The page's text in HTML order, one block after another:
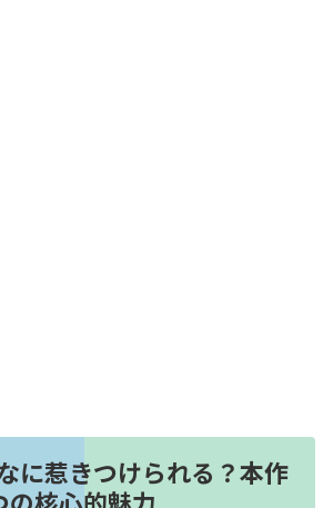
に惹きつけられる？本作